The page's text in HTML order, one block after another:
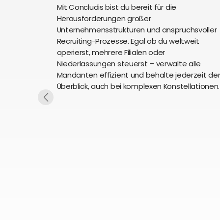
Mit Concludis bist du bereit für die
Herausforderungen großer
Unternehmensstrukturen und anspruchsvoller
Recruiting-Prozesse. Egal ob du weltweit
operierst, mehrere Filialen oder
Niederlassungen steuerst – verwalte alle
Mandanten effizient und behalte jederzeit
Überblick, auch bei komplexen Konstellationen.